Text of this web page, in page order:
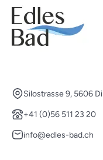
Silostrasse 9, 5606
+41 (0)56 511 23 20
info@edles-bad.ch